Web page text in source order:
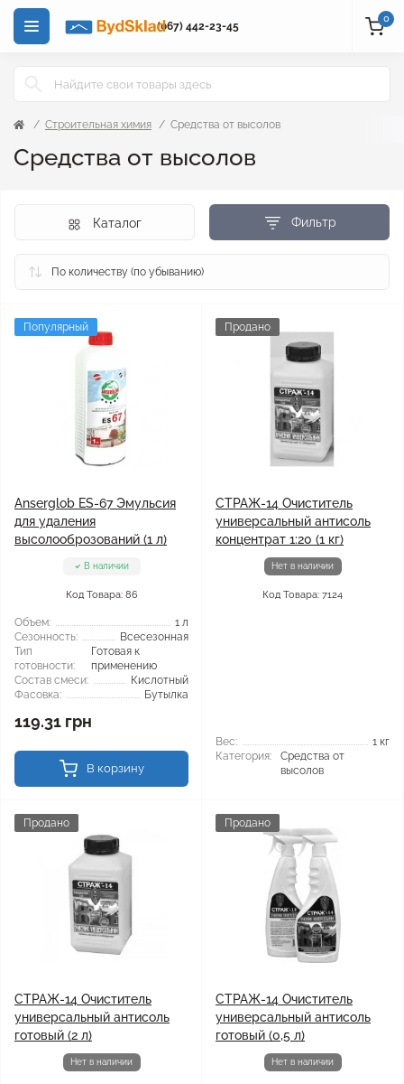
(067) 442-23-45
0
Строительная химия Средства от высолов
Средства от высолов
Фильтр
Каталог
Популярный
Anserglob ES-67 Эмульсия
для удаления
высолооброзований (1 л)
В наличии
Код Товара: 86
Объем:
1 л
Сезонность:
Всесезонная
Тип
готовности:
Готовая к
применению
Состав смеси:
Кислотный
Фасовка:
Бутылка
119.31 грн
В корзину
Продано
СТРАЖ-14 Очиститель
универсальный антисоль
концентрат 1:20 (1 кг)
Нет в наличии
Код Товара: 7124
Вес:
1 кг
Категория:
Средства от
высолов
Продано
СТРАЖ-14 Очиститель
универсальный антисоль
готовый (2 л)
Нет в наличии
Продано
СТРАЖ-14 Очиститель
универсальный антисоль
готовый (0,5 л)
Нет в наличии